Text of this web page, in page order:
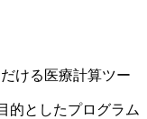
的としたプログラム
ける医療計算ツー